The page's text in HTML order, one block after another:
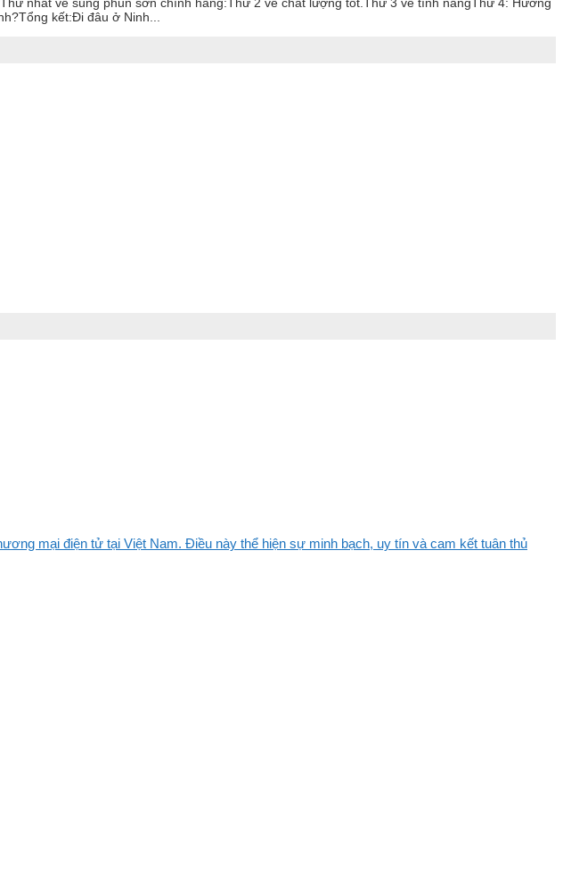
nhất về súng phun sơn chính hãng:Thứ 2 về chất lượng tốt.Thứ 3 về tính năngThứ 4: Hướng
kết:Đi đâu ở Ninh...
mại điện tử tại Việt Nam. Điều này thể hiện sự minh bạch, uy tín và cam kết tuân thủ